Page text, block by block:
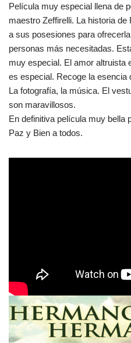
Película muy especial llena de
maestro Zeffirelli. La historia
a sus posesiones para
personas más necesitadas.
muy especial. El amor altruista
es especial. Recoge la esencia
La fotografía, la música. El
son maravillosos.
En definitiva película muy bella
Paz y Bien a todos.